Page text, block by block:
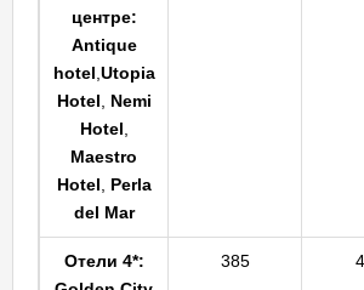
центре:
Antique
hotel Utopia
Hotel
Nemi
Hotel
Maestro
Hotel
Perla
del Mar
Отели 4*:
385